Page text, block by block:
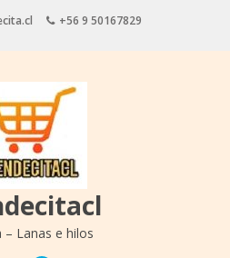
+56 9 50167829
– Lanas e hilos